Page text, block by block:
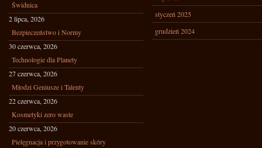
Świdnica
2 lipca, 2026
Bezpieczeństwo i Normy
30 czerwca, 2026
Technologie dla Planety
27 czerwca, 2026
Młodzi Geniusze i Talenty
22 czerwca, 2026
Kosmetyki zero waste
20 czerwca, 2026
Pielęgnacja i przygotowanie skóry
styczeń 2025
grudzień 2024